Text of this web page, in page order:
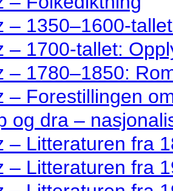
– 1350–1600-
– 1700-tallet:
– 1780–1850:
– Forestillingen
og dra –
– Litteraturen fra
– Litteraturen fra